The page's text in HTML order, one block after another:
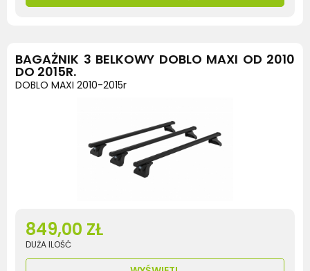
BAGAŻNIK 3 BELKOWY DOBLO MAXI OD 2010
DO 2015R.
DOBLO MAXI 2010-2015r
849,00 ZŁ
DUŻA ILOŚĆ